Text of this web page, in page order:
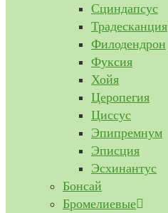
Сциндапсус
Традесканция
Филодендрон
Фуксия
Хойя
Церопегия
Циссус
Эпипремнум
Эписция
Эсхинантус
Бонсай
Бромелиевые